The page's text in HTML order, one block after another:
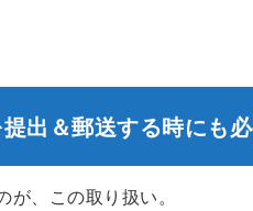
出＆郵送する時にも
、この取り扱い。